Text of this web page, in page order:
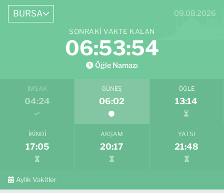
BURSA 09.08.2026
SONRAKI VAKTE KALAN
06:53:53
Öğle Namazı
İMSAK
04:24
GÜNEŞ
06:02
ÖĞLE
13:14
İKINDI
17:05
AKŞAM
20:17
YATSI
21:48
Aylık Vakitler